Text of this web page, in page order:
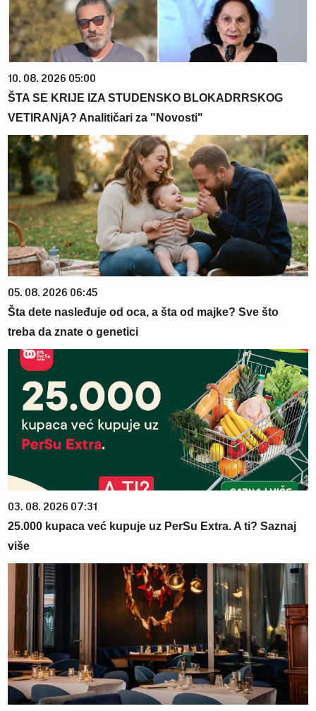
10. 08. 2026 05:00
ŠTA SE KRIJE IZA STUDENSKO BLOKADRRSKOG
VETIRANjA? Analitičari za "Novosti"
05. 08. 2026 06:45
Šta dete nasleđuje od oca, a šta od majke? Sve što
treba da znate o genetici
03. 08. 2026 07:31
25.000 kupaca već kupuje uz PerSu Extra. A ti? Saznaj
više